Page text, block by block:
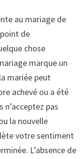
au mariage de
de
chose
marque un
mariée peut
achevé ou a été
pas
la nouvelle
votre sentiment
L’absence de